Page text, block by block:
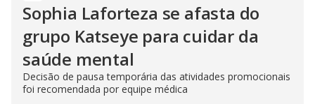
Sophia Laforteza se afasta do
grupo Katseye para cuidar da
saúde mental
Decisão de pausa temporária das atividades promocionais
foi recomendada por equipe médica